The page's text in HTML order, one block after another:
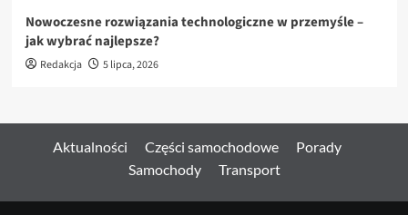
Nowoczesne rozwiązania technologiczne w przemyśle –
jak wybrać najlepsze?
Redakcja 5 lipca, 2026
Aktualności Części samochodowe
Porady
Samochody
Transport